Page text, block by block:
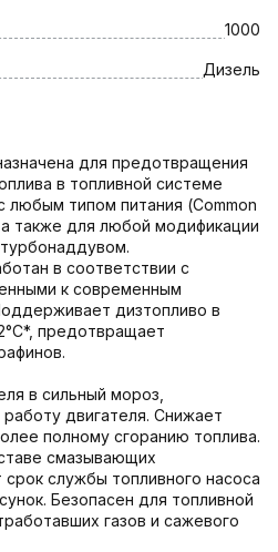
1000
Дизель
для предотвращения
в топливной системе
любым типом питания (Common
также для любой модификации
в соответствии с
к современным
дизтопливо в
предотвращает
в сильный мороз,
двигателя. Снижает
полному сгоранию топлива.
смазывающих
службы топливного насоса
Безопасен для топливной
газов и сажевого